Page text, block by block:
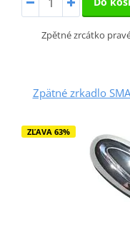
Zpětné zrcátko
Zpätné zrkadlo
ZĽAVA 63%